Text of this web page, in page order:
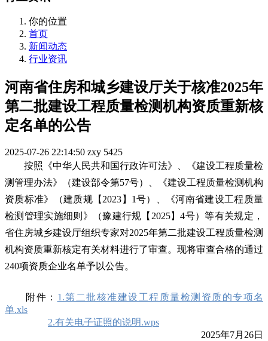
你的位置
首页
新闻动态
行业资讯
河南省住房和城乡建设厅关于核准2025年
第二批建设工程质量检测机构资质重新核
定名单的公告
2025-07-26 22:14:50 zxy 5425
按照《中华人民共和国行政许可法》、《建设工程质量检
测管理办法》（建设部令第57号）、《建设工程质量检测机构
资质标准》（建质规【2023】1号）、《河南省建设工程质量
检测管理实施细则》（豫建行规【2025】4号）等有关规定，
省住房城乡建设厅组织专家对2025年第二批建设工程质量检测
机构资质重新核定有关材料进行了审查。现将审查合格的通过
240项资质企业名单予以公告。
附件： 1.第二批核准建设工程质量检测资质的专项名
单.xls
2.有关电子证照的说明.wps
2025年7月26日